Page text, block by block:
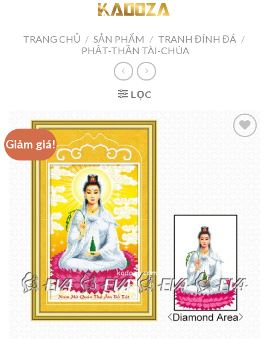
contentTRANG CHỦ / SẢN PHẨM / TRANH ĐÍNH ĐÁ /
PHẬT-THẦN TÀI-CHÚA
LỌC
Giảm giá!